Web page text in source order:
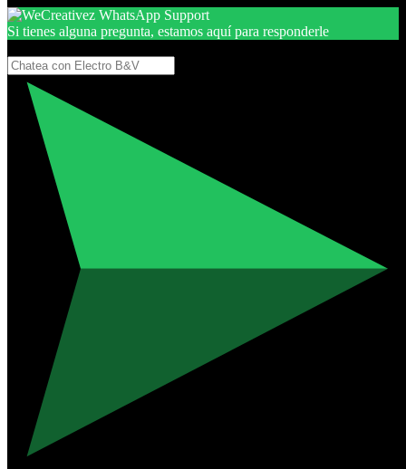
Si tienes alguna pregunta, estamos aquí para responderle